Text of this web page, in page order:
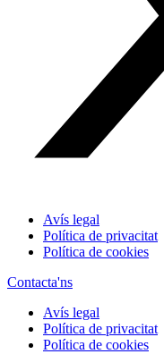
Avís legal
Política de privacitat
Política de cookies
Contacta'ns
Avís legal
Política de privacitat
Política de cookies